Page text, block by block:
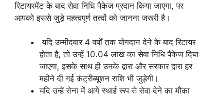
रिटायरमेंट के बाद सेवा निधि पैकेज प्रदान किया जाएगा, पर
आपको इससे जुड़े महत्वपूर्ण तत्वों को जानना जरूरी है।
यदि उम्मीदवार 4 वर्षों तक योगदान देने के बाद रिटायर
होता है, तो उन्हें 10.04 लाख का सेवा निधि पैकेज दिया
जाएगा, इसके साथ ही उनके द्वारा और सरकार द्वारा हर
महीने दी गई कंट्रीब्यूशन राशि भी जुड़ेगी।
यदि उन्हें सेना में आगे स्थाई रूप से सेवा देने का मौका